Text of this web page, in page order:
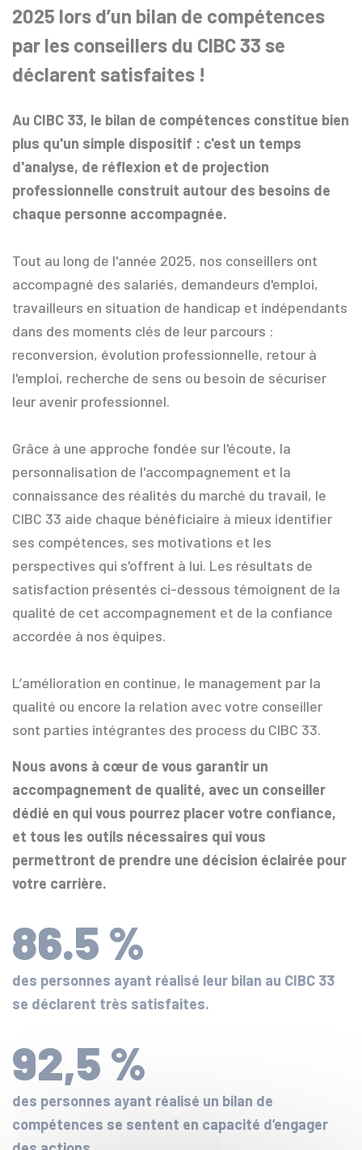
2025 lors d’un bilan de compétences
par les conseillers du CIBC 33 se
déclarent satisfaites !
Au CIBC 33, le bilan de compétences constitue bien
plus qu'un simple dispositif : c'est un temps
d'analyse, de réflexion et de projection
professionnelle construit autour des besoins de
chaque personne accompagnée.
Tout au long de l'année 2025, nos conseillers ont
accompagné des salariés, demandeurs d'emploi,
travailleurs en situation de handicap et indépendants
dans des moments clés de leur parcours :
reconversion, évolution professionnelle, retour à
l'emploi, recherche de sens ou besoin de sécuriser
leur avenir professionnel.
Grâce à une approche fondée sur l'écoute, la
personnalisation de l'accompagnement et la
connaissance des réalités du marché du travail, le
CIBC 33 aide chaque bénéficiaire à mieux identifier
ses compétences, ses motivations et les
perspectives qui s'offrent à lui. Les résultats de
satisfaction présentés ci-dessous témoignent de la
qualité de cet accompagnement et de la confiance
accordée à nos équipes.
L’amélioration en continue, le management par la
qualité ou encore la relation avec votre conseiller
sont parties intégrantes des process du CIBC 33.
Nous avons à cœur de vous garantir un
accompagnement de qualité, avec un conseiller
dédié en qui vous pourrez placer votre confiance,
et tous les outils nécessaires qui vous
permettront de prendre une décision éclairée pour
votre carrière.
86.5 %
des personnes ayant réalisé leur bilan au CIBC 33
se déclarent très satisfaites.
92,5 %
des personnes ayant réalisé un bilan de
compétences se sentent en capacité d’engager